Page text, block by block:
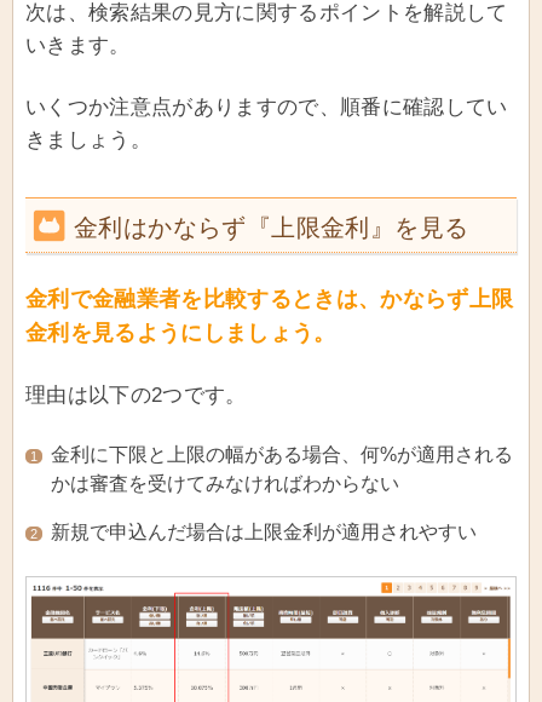
次は、検索結果の見方に関するポイントを解説して
いきます。
いくつか注意点がありますので、順番に確認してい
きましょう。
金利はかならず『上限金利』を見る
金利で金融業者を比較するときは、かならず上限
金利を見るようにしましょう。
理由は以下の2つです。
1
金利に下限と上限の幅がある場合、何%が適用される
かは審査を受けてみなければわからない
2 新規で申込んだ場合は上限金利が適用されやすい